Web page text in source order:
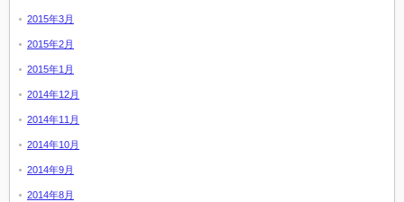
2015年3月
2015年2月
2015年1月
2014年12月
2014年11月
2014年10月
2014年9月
2014年8月